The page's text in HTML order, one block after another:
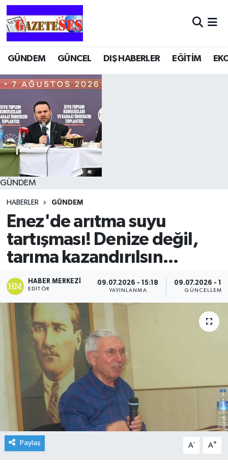
GÜNDEM GÜNCEL DIŞ HABERLER EĞİTİM
GÜNDEM
HABERLER GÜNDEM
Enez'de arıtma suyu
tartışması! Denize değil,
tarıma kazandırılsın...
HABER MERKEZI
EDITÖR
09.07.2026 - 15:18
YAYINLANMA
09.07.2026 -
GÜNCELLEME
Paylaş A- A+